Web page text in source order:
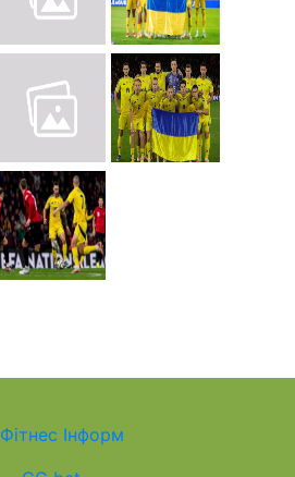
Фітнес Інформ